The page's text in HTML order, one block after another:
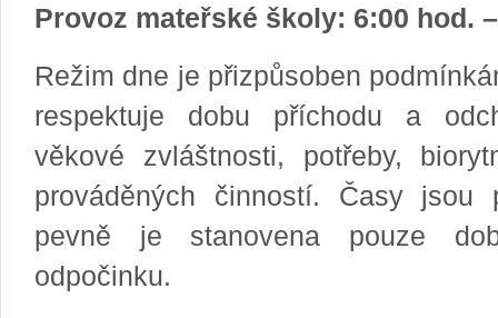
Provoz mateřské školy: 6:00 hod.
Režim dne je přizpůsoben
respektuje dobu příchodu a
věkové zvláštnosti, potřeby,
prováděných činností. Časy jsou
pevně je stanovena pouze
odpočinku.